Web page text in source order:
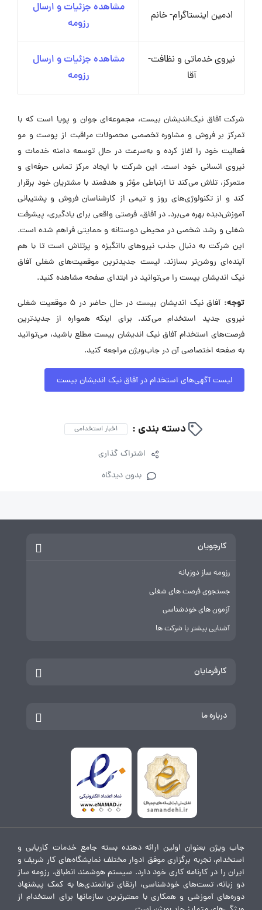
ادمین اینستاگرام- خانم
مشاهده جزئیات و ارسال
رزومه
نیروی خدماتی و نظافت-
آقا
مشاهده جزئیات و ارسال
رزومه
شرکت آفاق نیک‌اندیشان بیست، مجموعه‌ای جوان و پویا است که با
تمرکز بر فروش و مشاوره تخصصی محصولات مراقبت از پوست و مو
فعالیت خود را آغاز کرده و به‌سرعت در حال توسعه دامنه خدمات و
نیروی انسانی خود است. این شرکت با ایجاد مرکز تماس حرفه‌ای و
متمرکز، تلاش می‌کند تا ارتباطی مؤثر و هدفمند با مشتریان خود برقرار
کند و از تکنولوژی‌های روز و تیمی از کارشناسان فروش و پشتیبانی
آموزش‌دیده بهره می‌برد. در آفاق، فرصتی واقعی برای یادگیری، پیشرفت
شغلی و رشد شخصی در محیطی دوستانه و حمایتی فراهم شده است.
این شرکت به دنبال جذب نیروهای باانگیزه و پرتلاش است تا با هم
آینده‌ای روشن‌تر بسازند. لیست جدیدترین موقعیت‌های شغلی آفاق
نیک اندیشان بیست را می‌توانید در ابتدای صفحه مشاهده کنید.
توجه:
آفاق نیک اندیشان بیست در حال حاضر در ۵ موقعیت شغلی
نیروی جدید استخدام می‌کند. برای اینکه همواره از جدیدترین
فرصت‌های استخدام آفاق نیک اندیشان بیست مطلع باشید، می‌توانید
به صفحه اختصاصی آن در جاب‌ویژن مراجعه کنید.
لیست آگهی‌های استخدام در آفاق نیک اندیشان بیست
دسته بندی : اخبار استخدامی
اشتراک گذاری
بدون دیدگاه
کارجویان
رزومه ساز دوزبانه
جستجوی فرصت های شغلی
آزمون های خودشناسی
آشنایی بیشتر با شرکت ها
کارفرمایان
درباره ما
جاب ویژن بعنوان اولین ارائه دهنده بسته جامع خدمات کاریابی و
استخدام، تجربه برگزاری موفق ادوار مختلف نمایشگاه‌های کار شریف و
ایران را در کارنامه کاری خود دارد. سیستم هوشمند انطباق، رزومه ساز
دو زبانه، تست‌های خودشناسی، ارتقای توانمندی‌ها به کمک پیشنهاد
دوره‌های آموزشی و همکاری با معتبرترین سازمانها برای استخدام از